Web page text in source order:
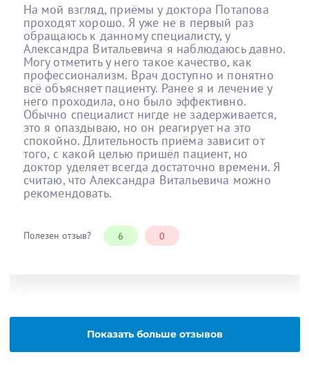
На мой взгляд, приёмы у доктора Потапова
проходят хорошо. Я уже не в первый раз
обращаюсь к данному специалисту, у
Александра Витальевича я наблюдаюсь давно.
Могу отметить у него такое качество, как
профессионализм. Врач доступно и понятно
всё объясняет пациенту. Ранее я и лечение у
него проходила, оно было эффективно.
Обычно специалист нигде не задерживается,
это я опаздываю, но он реагирует на это
спокойно. Длительность приёма зависит от
того, с какой целью пришёл пациент, но
доктор уделяет всегда достаточно времени. Я
считаю, что Александра Витальевича можно
рекомендовать.
Полезен отзыв? 6 0
Показать больше отзывов